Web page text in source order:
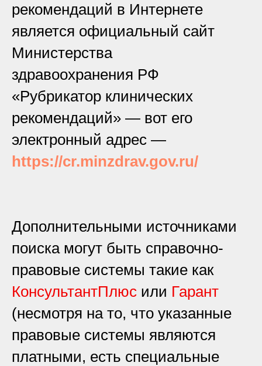
рекомендаций в Интернете
является официальный сайт
Министерства
здравоохранения РФ
«Рубрикатор клинических
рекомендаций» — вот его
электронный адрес —
https://cr.minzdrav.gov.ru/
Дополнительными источниками
поиска могут быть справочно-
правовые системы такие как
КонсультантПлюс или Гарант
(несмотря на то, что указанные
правовые системы являются
платными, есть специальные